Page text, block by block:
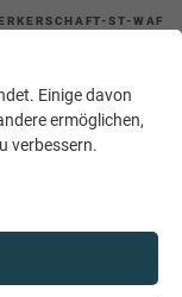
Einige davon
ermöglichen,
verbessern.
ST-WAF
MENÜ